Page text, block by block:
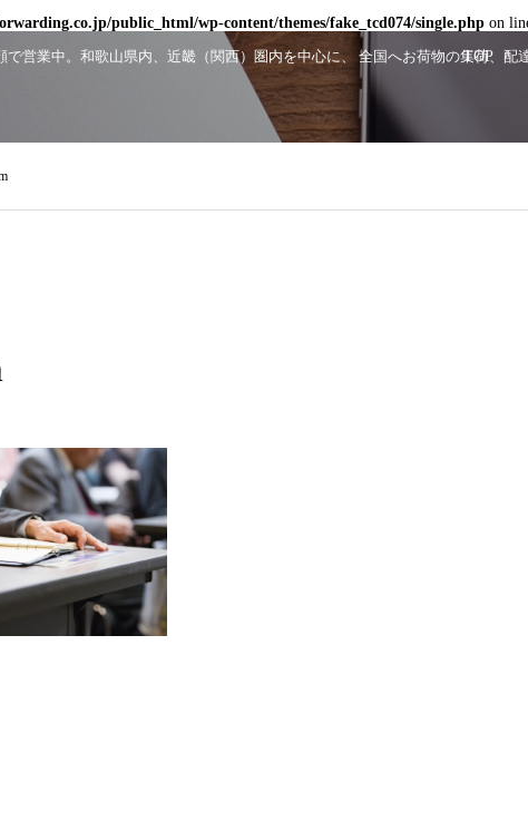
で営業中。和歌山県内、近畿（関西）圏内を中心に、 全国へお荷物の集荷、配
TOP
public_html/wp-content/themes/fake_tcd074/single.php on